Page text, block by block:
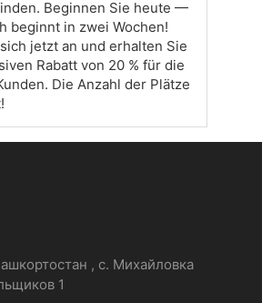
Beginnen Sie heute —
beginnt in zwei Wochen!
jetzt an und erhalten Sie
Rabatt von 20 % für die
Die Anzahl der Plätze
, с. Михайловка
1